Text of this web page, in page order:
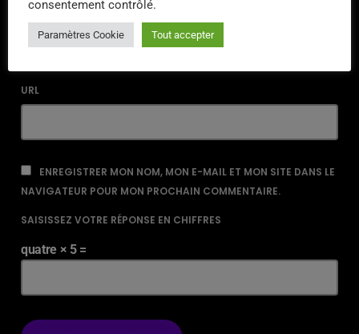
URL
ENREGISTRER MON NOM, MON E-MAIL ET MON SITE DANS LE
NAVIGATEUR POUR MON PROCHAIN COMMENTAIRE.
SAISISSEZ VOTRE RÉPONSE EN CHIFFRES
quatre × 5 =
consentement contrôlé.
Paramètres Cookie Tout accepter